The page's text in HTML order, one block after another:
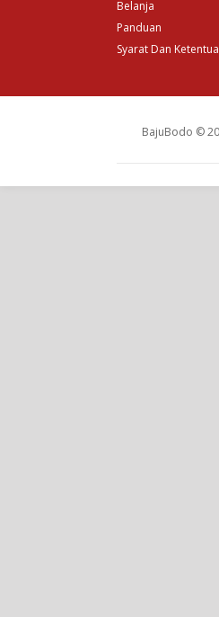
Belanja
Panduan
Syarat Dan
BajuBodo ©